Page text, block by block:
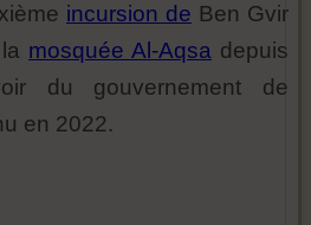
incursion de Ben Gvir
mosquée Al-Aqsa depuis
du gouvernement de
en 2022.